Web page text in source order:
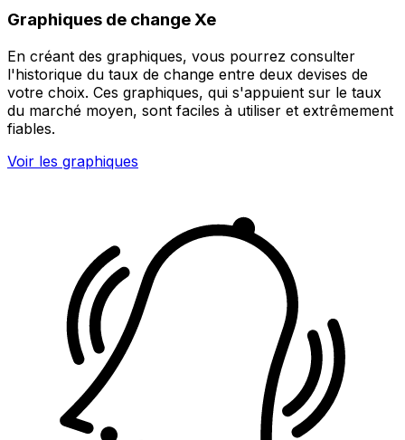
Graphiques de change Xe
En créant des graphiques, vous pourrez consulter
l'historique du taux de change entre deux devises de
votre choix. Ces graphiques, qui s'appuient sur le taux
du marché moyen, sont faciles à utiliser et extrêmement
fiables.
Voir les graphiques